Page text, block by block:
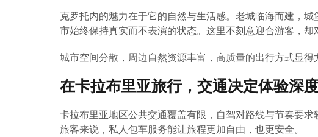
克罗托内的魅力在于它的自然与生活感。老城临海而建，
市始终保持真实而不表演的状态。这里不刻意迎合游客，却
城市空间分散，周边自然资源丰富，高质量的出行方式显得
在卡拉布里亚旅行，交通决定体验深
卡拉布里亚地区公共交通覆盖有限，自驾对路线与节奏要
旅客来说，私人包车服务能让旅程更加自由，也更安全。